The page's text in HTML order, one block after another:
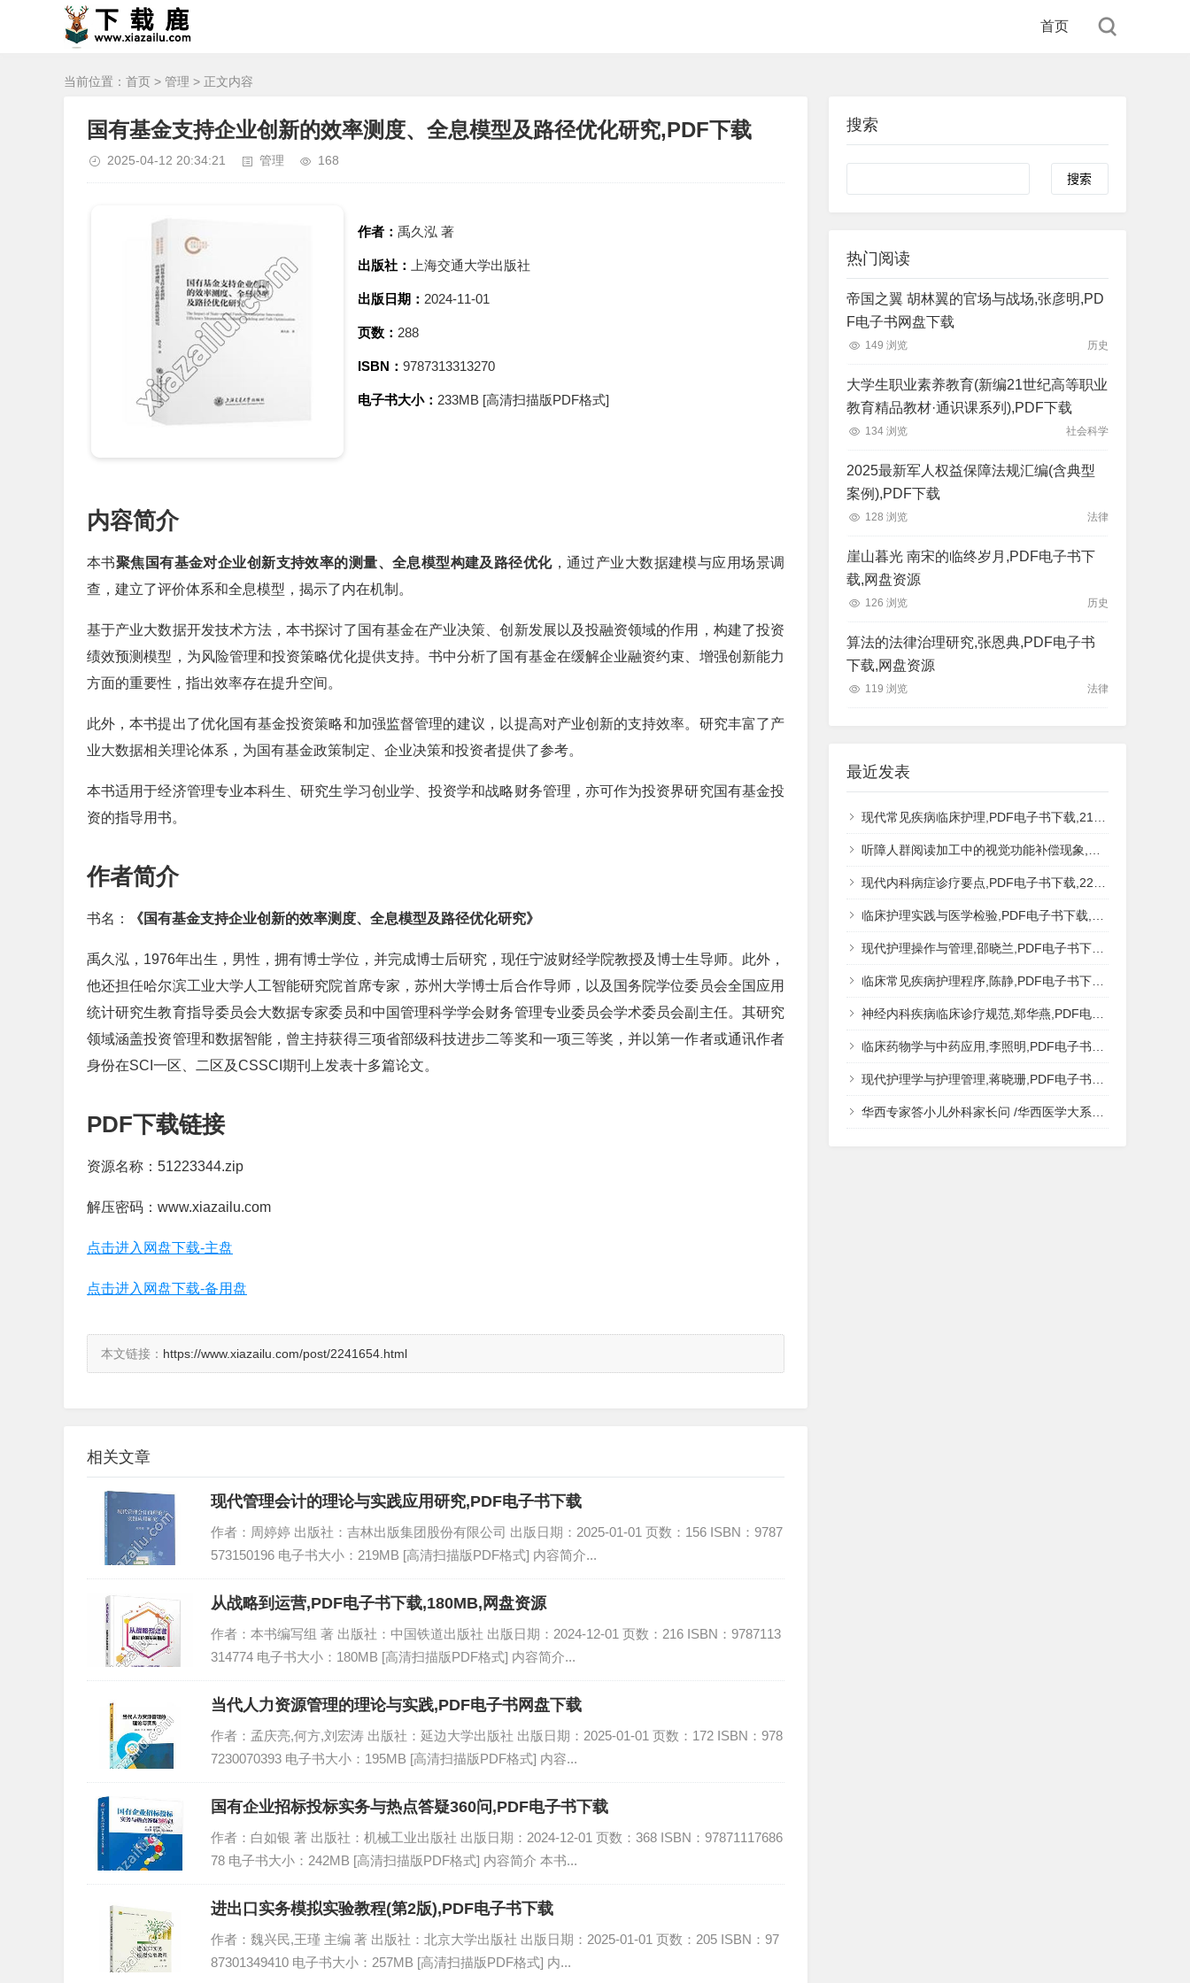
首页
当前位置： 首页 > 管理 > 正文内容
国有基金支持企业创新的效率测度、全息模型及路径优化研究,PDF下载
2025-04-12 20:34:21 管理 168
作者： 禹久泓 著
出版社： 上海交通大学出版社
出版日期： 2024-11-01
页数： 288
ISBN： 9787313313270
电子书大小： 233MB [高清扫描版PDF格式]
内容简介
本书聚焦国有基金对企业创新支持效率的测量、全息模型构建及路径优化，通过产业大数据建模与应用场景调
查，建立了评价体系和全息模型，揭示了内在机制。
基于产业大数据开发技术方法，本书探讨了国有基金在产业决策、创新发展以及投融资领域的作用，构建了投资
绩效预测模型，为风险管理和投资策略优化提供支持。书中分析了国有基金在缓解企业融资约束、增强创新能力
方面的重要性，指出效率存在提升空间。
此外，本书提出了优化国有基金投资策略和加强监督管理的建议，以提高对产业创新的支持效率。研究丰富了产
业大数据相关理论体系，为国有基金政策制定、企业决策和投资者提供了参考。
本书适用于经济管理专业本科生、研究生学习创业学、投资学和战略财务管理，亦可作为投资界研究国有基金投
资的指导用书。
作者简介
书名： 《国有基金支持企业创新的效率测度、全息模型及路径优化研究》
禹久泓，1976年出生，男性，拥有博士学位，并完成博士后研究，现任宁波财经学院教授及博士生导师。此外，
他还担任哈尔滨工业大学人工智能研究院首席专家，苏州大学博士后合作导师，以及国务院学位委员会全国应用
统计研究生教育指导委员会大数据专家委员和中国管理科学学会财务管理专业委员会学术委员会副主任。其研究
领域涵盖投资管理和数据智能，曾主持获得三项省部级科技进步二等奖和一项三等奖，并以第一作者或通讯作者
身份在SCI一区、二区及CSSCI期刊上发表十多篇论文。
PDF下载链接
资源名称：51223344.zip
解压密码：www.xiazailu.com
点击进入网盘下载-主盘
点击进入网盘下载-备用盘
本文链接： https://www.xiazailu.com/post/2241654.html
相关文章
现代管理会计的理论与实践应用研究,PDF电子书下载
作者：周婷婷 出版社：吉林出版集团股份有限公司 出版日期：2025-01-01 页数：156 ISBN：9787
573150196 电子书大小：219MB [高清扫描版PDF格式] 内容简介...
从战略到运营,PDF电子书下载,180MB,网盘资源
作者：本书编写组 著 出版社：中国铁道出版社 出版日期：2024-12-01 页数：216 ISBN：9787113
314774 电子书大小：180MB [高清扫描版PDF格式] 内容简介...
当代人力资源管理的理论与实践,PDF电子书网盘下载
作者：孟庆亮,何方,刘宏涛 出版社：延边大学出版社 出版日期：2025-01-01 页数：172 ISBN：978
7230070393 电子书大小：195MB [高清扫描版PDF格式] 内容...
国有企业招标投标实务与热点答疑360问,PDF电子书下载
作者：白如银 著 出版社：机械工业出版社 出版日期：2024-12-01 页数：368 ISBN：97871117686
78 电子书大小：242MB [高清扫描版PDF格式] 内容简介 本书...
进出口实务模拟实验教程(第2版),PDF电子书下载
作者：魏兴民,王瑾 主编 著 出版社：北京大学出版社 出版日期：2025-01-01 页数：205 ISBN：97
87301349410 电子书大小：257MB [高清扫描版PDF格式] 内...
搜索
Search
热门阅读
帝国之翼 胡林翼的官场与战场,张彦明,PD
F电子书网盘下载
149 浏览 历史
大学生职业素养教育(新编21世纪高等职业
教育精品教材·通识课系列),PDF下载
134 浏览 社会科学
2025最新军人权益保障法规汇编(含典型
案例),PDF下载
128 浏览 法律
崖山暮光 南宋的临终岁月,PDF电子书下
载,网盘资源
126 浏览 历史
算法的法律治理研究,张恩典,PDF电子书
下载,网盘资源
119 浏览 法律
最近发表
现代常见疾病临床护理,PDF电子书下载,217MB,网盘资源
听障人群阅读加工中的视觉功能补偿现象,秦钊,PDF电子书下载,网盘资源
现代内科病症诊疗要点,PDF电子书下载,223MB,网盘资源
临床护理实践与医学检验,PDF电子书下载,193MB,网盘资源
现代护理操作与管理,邵晓兰,PDF电子书下载,242MB,网盘资源
临床常见疾病护理程序,陈静,PDF电子书下载,185MB,网盘资源
神经内科疾病临床诊疗规范,郑华燕,PDF电子书下载,188MB,网盘资源
临床药物学与中药应用,李照明,PDF电子书下载,202MB,网盘资源
现代护理学与护理管理,蒋晓珊,PDF电子书下载,223MB,网盘资源
华西专家答小儿外科家长问 /华西医学大系?医学科普,PDF电子书网盘下载